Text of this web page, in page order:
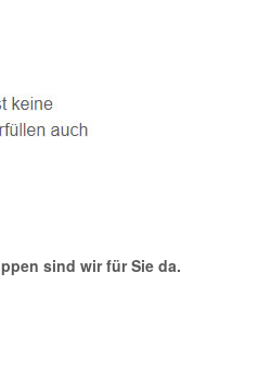
sind wir für Sie da.